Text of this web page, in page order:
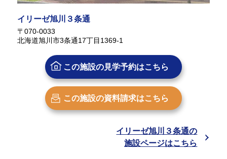
イリーゼ旭川３条通
〒070-0033
北海道旭川市3条通17丁目1369-1
この施設の見学予約はこちら
この施設の資料請求はこちら
イリーゼ旭川３条通の
施設ページはこちら